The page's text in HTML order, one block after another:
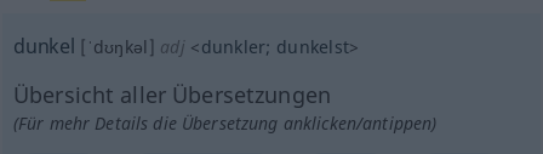
dunkel [ˈdʊŋkəl] adj <dunkler; dunkelst>
Übersicht aller Übersetzungen
(Für mehr Details die Übersetzung anklicken/antippen)